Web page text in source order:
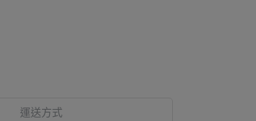
運送方式